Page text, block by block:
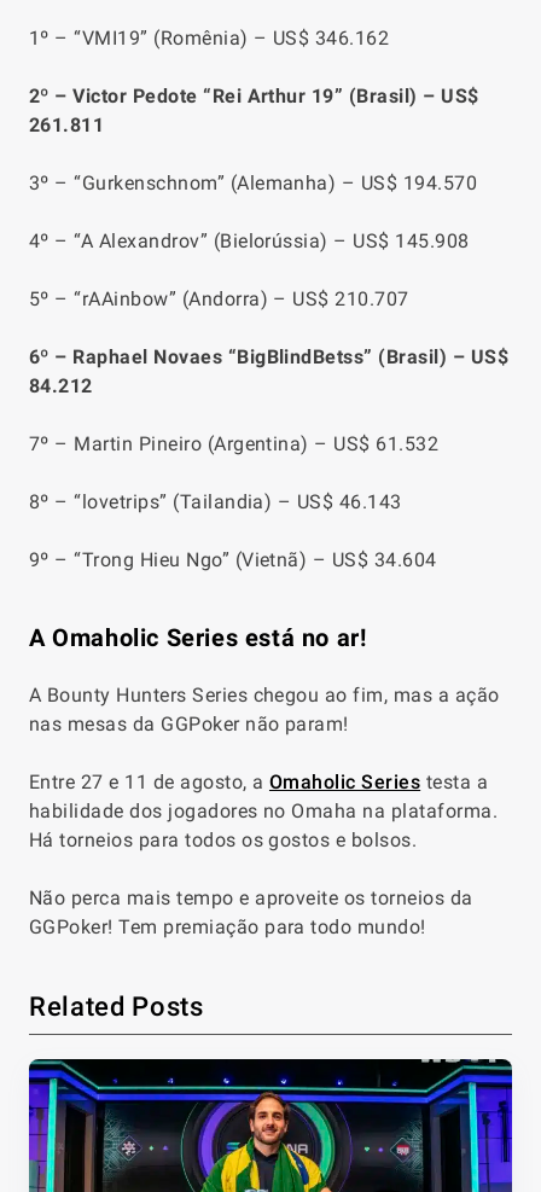
1º – “VMI19” (Romênia) – US$ 346.162
2º – Victor Pedote “Rei Arthur 19” (Brasil) – US$
261.811
3º – “Gurkenschnom” (Alemanha) – US$ 194.570
4º – “A Alexandrov” (Bielorússia) – US$ 145.908
5º – “rAAinbow” (Andorra) – US$ 210.707
6º – Raphael Novaes “BigBlindBetss” (Brasil) – US$
84.212
7º – Martin Pineiro (Argentina) – US$ 61.532
8º – “lovetrips” (Tailandia) – US$ 46.143
9º – “Trong Hieu Ngo” (Vietnã) – US$ 34.604
A Omaholic Series está no ar!
A Bounty Hunters Series chegou ao fim, mas a ação
nas mesas da GGPoker não param!
Entre 27 e 11 de agosto, a Omaholic Series testa a
habilidade dos jogadores no Omaha na plataforma.
Há torneios para todos os gostos e bolsos.
Não perca mais tempo e aproveite os torneios da
GGPoker! Tem premiação para todo mundo!
Related Posts